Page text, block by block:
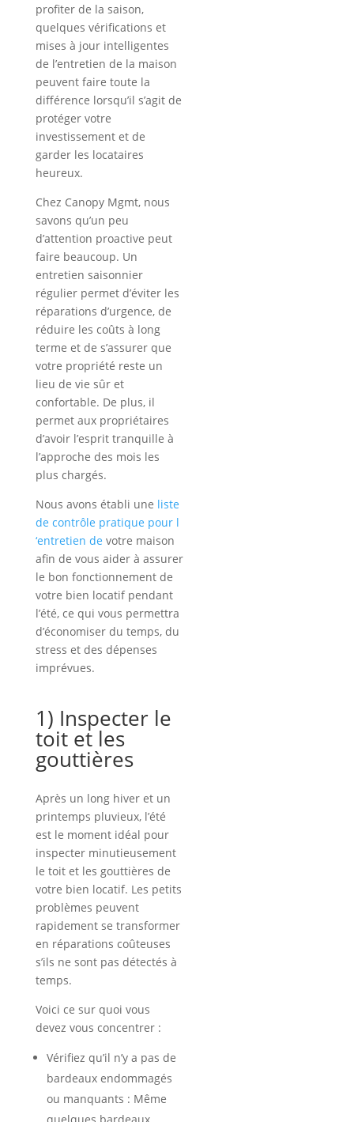
profiter de la saison,
quelques vérifications et
mises à jour intelligentes
de l’entretien de la maison
peuvent faire toute la
différence lorsqu’il s’agit de
protéger votre
investissement et de
garder les locataires
heureux.
Chez Canopy Mgmt, nous
savons qu’un peu
d’attention proactive peut
faire beaucoup. Un
entretien saisonnier
régulier permet d’éviter les
réparations d’urgence, de
réduire les coûts à long
terme et de s’assurer que
votre propriété reste un
lieu de vie sûr et
confortable. De plus, il
permet aux propriétaires
d’avoir l’esprit tranquille à
l’approche des mois les
plus chargés.
Nous avons établi une liste
de contrôle pratique pour l
‘entretien de votre maison
afin de vous aider à assurer
le bon fonctionnement de
votre bien locatif pendant
l’été, ce qui vous permettra
d’économiser du temps, du
stress et des dépenses
imprévues.
1) Inspecter le
toit et les
gouttières
Après un long hiver et un
printemps pluvieux, l’été
est le moment idéal pour
inspecter minutieusement
le toit et les gouttières de
votre bien locatif. Les petits
problèmes peuvent
rapidement se transformer
en réparations coûteuses
s’ils ne sont pas détectés à
temps.
Voici ce sur quoi vous
devez vous concentrer :
Vérifiez qu’il n’y a pas de
bardeaux endommagés
ou manquants : Même